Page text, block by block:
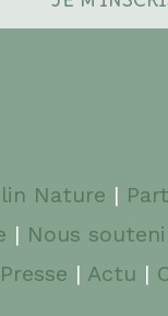
Nature |
| Nous
Presse | Actu |